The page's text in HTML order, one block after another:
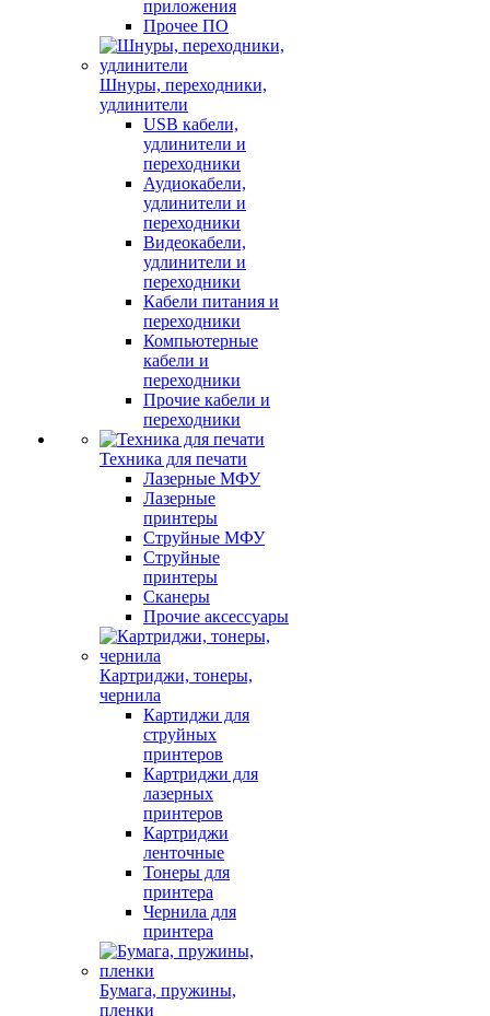
приложения
Прочее ПО
Шнуры, переходники,
удлинители
USB кабели,
удлинители и
переходники
Аудиокабели,
удлинители и
переходники
Видеокабели,
удлинители и
переходники
Кабели питания и
переходники
Компьютерные
кабели и
переходники
Прочие кабели и
переходники
Техника для печати
Лазерные МФУ
Лазерные
принтеры
Струйные МФУ
Струйные
принтеры
Сканеры
Прочие аксессуары
Картриджи, тонеры,
чернила
Картиджи для
струйных
принтеров
Картриджи для
лазерных
принтеров
Картриджи
ленточные
Тонеры для
принтера
Чернила для
принтера
Бумага, пружины,
пленки